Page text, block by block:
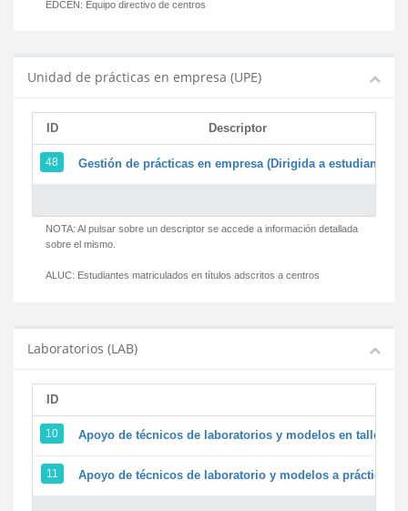
EDCEN: Equipo directivo de centros
Unidad de prácticas en empresa (UPE)
ID Descriptor
48 Gestión de prácticas en empresa (Dirigida a estudiantes)
NOTA: Al pulsar sobre un descriptor se accede a información detallada
sobre el mismo.
ALUC: Estudiantes matriculados en títulos adscritos a centros
Laboratorios (LAB)
ID
10 Apoyo de técnicos de laboratorios y modelos en
11 Apoyo de técnicos de laboratorio y modelos a prácticas